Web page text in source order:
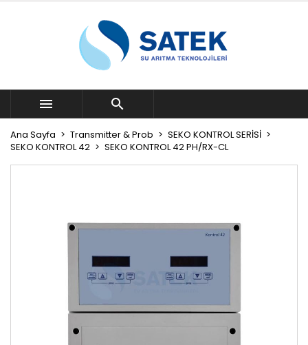
 
Ana Sayfa Transmitter & Prob
SEKO KONTROL SERİSİ
SEKO KONTROL 42
SEKO KONTROL 42 PH/RX-CL